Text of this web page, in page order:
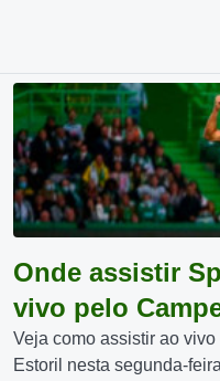
Onde assistir
vivo pelo
Veja como assistir ao
Estoril nesta segunda-